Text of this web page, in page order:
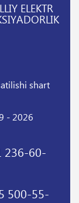
ELEKTR
shart
- 2026
236-60-
500-55-